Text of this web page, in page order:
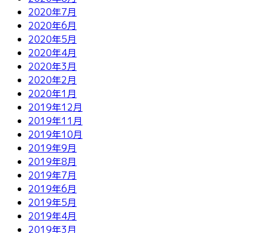
2020年7月
2020年6月
2020年5月
2020年4月
2020年3月
2020年2月
2020年1月
2019年12月
2019年11月
2019年10月
2019年9月
2019年8月
2019年7月
2019年6月
2019年5月
2019年4月
2019年3月